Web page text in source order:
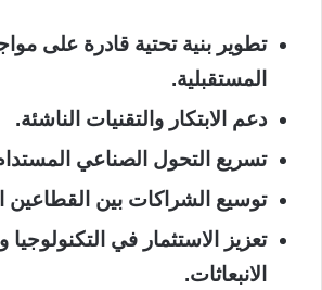
تطوير بنية تحتية قادرة على
المستقبلية.
دعم الابتكار والتقنيات الناشئة.
تسريع التحول الصناعي
توسيع الشراكات بين القطاعين
تعزيز الاستثمار في
الانبعاثات.